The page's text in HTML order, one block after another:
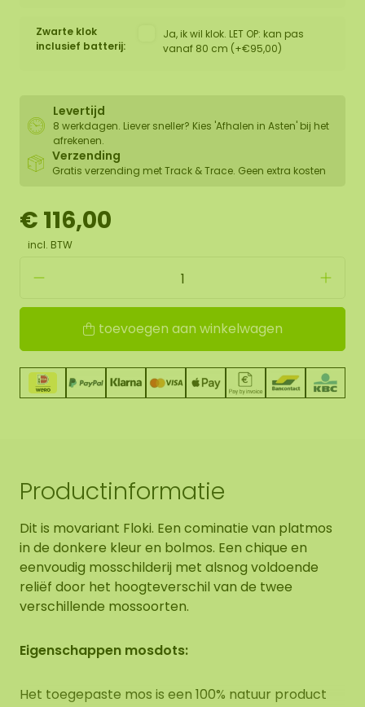
Zwarte klok
inclusief batterij:
Ja, ik wil klok. LET OP: kan pas
vanaf 80 cm (+€95,00)
Levertijd
8 werkdagen. Liever sneller? Kies 'Afhalen in Asten' bij het
afrekenen.
Verzending
Gratis verzending met Track & Trace. Geen extra kosten
€ 116,00
incl. BTW
toevoegen aan winkelwagen
Productinformatie
Dit is movariant Floki. Een cominatie van platmos
in de donkere kleur en bolmos. Een chique en
eenvoudig mosschilderij met alsnog voldoende
reliëf door het hoogteverschil van de twee
verschillende mossoorten.
Eigenschappen mosdots:
Het toegepaste mos is een 100% natuur product